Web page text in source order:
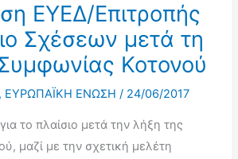
ΕΥΕΔ/Επιτροπής
Σχέσεων μετά τη
Κοτονού
ΕΥΡΩΠΑΪΚΗ ΕΝΩΣΗ / 24/06/2017
το πλαίσιο μετά την λήξη της
μαζί με την σχετική μελέτη